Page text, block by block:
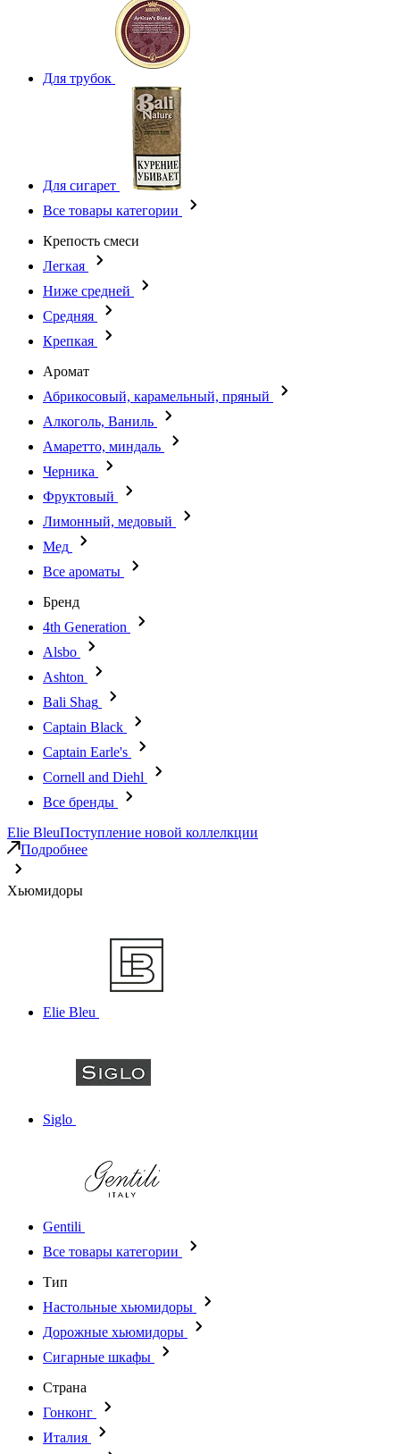
Для трубок
Для сигарет
Все товары категории
Крепость смеси
Легкая
Ниже средней
Средняя
Крепкая
Аромат
Абрикосовый, карамельный, пряный
Алкоголь, Ваниль
Амаретто, миндаль
Черника
Фруктовый
Лимонный, медовый
Мед
Все ароматы
Бренд
4th Generation
Alsbo
Ashton
Bali Shag
Captain Black
Captain Earle's
Cornell and Diehl
Все бренды
Elie BleuПоступление новой коллелкции
Подробнее
Хьюмидоры
Elie Bleu
Siglo
Gentili
Все товары категории
Тип
Настольные хьюмидоры
Дорожные хьюмидоры
Сигарные шкафы
Страна
Гонконг
Италия